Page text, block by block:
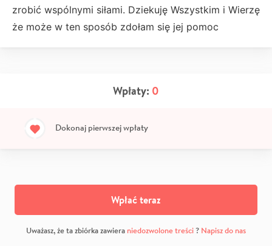
zrobić wspólnymi siłami. Dziekuję Wszystkim i Wierzę
że może w ten sposób zdołam się jej pomoc
Wpłaty: 0
Dokonaj pierwszej wpłaty
Wpłać teraz
Uważasz, że ta zbiórka zawiera niedozwolone treści? Napisz do nas